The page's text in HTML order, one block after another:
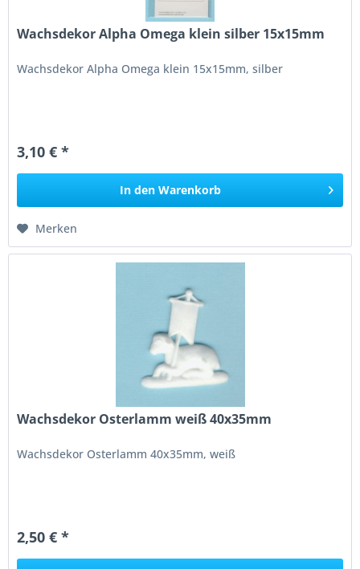
Wachsdekor Alpha Omega klein silber 15x15mm
Wachsdekor Alpha Omega klein 15x15mm, silber
3,10 € *
In den Warenkorb
Merken
Wachsdekor Osterlamm weiß 40x35mm
Wachsdekor Osterlamm 40x35mm, weiß
2,50 € *